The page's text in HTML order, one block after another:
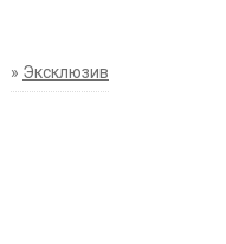
» Эксклюзив